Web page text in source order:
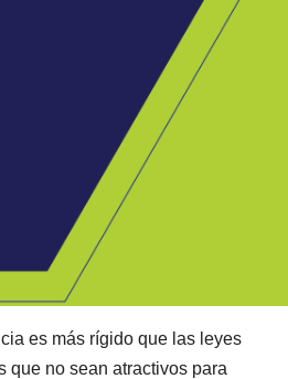
es más rígido que las leyes
que no sean atractivos para